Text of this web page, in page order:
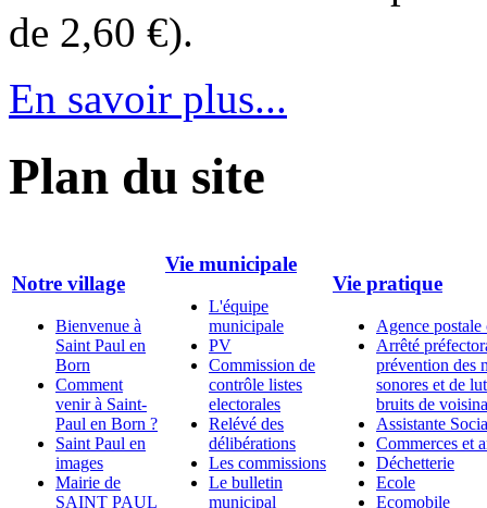
de 2,60 €).
En savoir plus...
Plan du site
Notre village
Bienvenue à
Saint Paul en
Born
Comment
venir à Saint-
Paul en Born ?
Saint Paul en
images
Mairie de
SAINT PAUL
Vie municipale
L'équipe
municipale
PV
Commission de
contrôle listes
electorales
Relévé des
délibérations
Les commissions
Le bulletin
municipal
Vie pratique
Agence postale
Arrêté
prévention des
sonores et de
bruits de
Assistante
Commerces et
Déchetterie
Ecole
Ecomobile